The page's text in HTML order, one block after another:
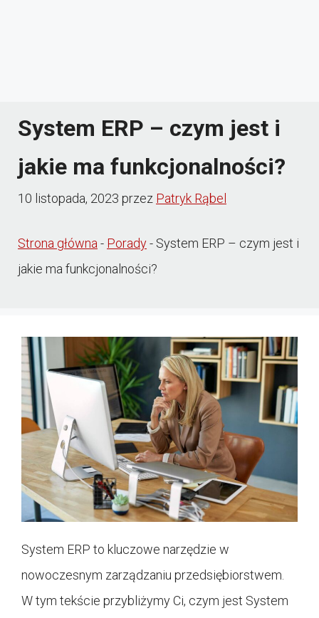
System ERP – czym jest i
jakie ma funkcjonalności?
10 listopada, 2023 przez Patryk Rąbel
Strona główna- Porady- System ERP – czym jest i
jakie ma funkcjonalności?
System ERP to kluczowe narzędzie w
nowoczesnym zarządzaniu przedsiębiorstwem.
W tym tekście przybliżymy Ci, czym jest System